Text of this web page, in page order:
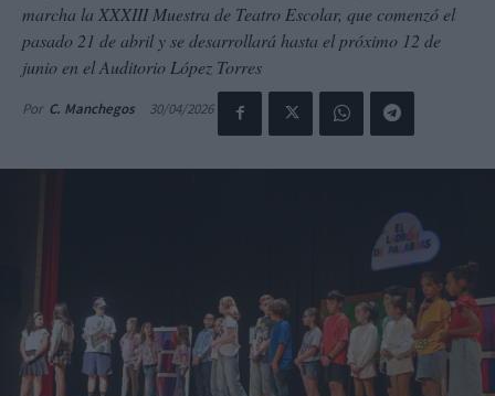
marcha la XXXIII Muestra de Teatro Escolar, que comenzó el
pasado 21 de abril y se desarrollará hasta el próximo 12 de
junio en el Auditorio López Torres
Por C. Manchegos 30/04/2026